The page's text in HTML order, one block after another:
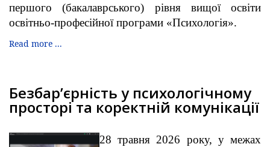
першого (бакалаврського) рівня вищої освіти
освітньо-професійної програми «Психологія».
Read more ...
Безбар’єрність у психологічному
просторі та коректній комунікації
28 травня 2026 року, у межах